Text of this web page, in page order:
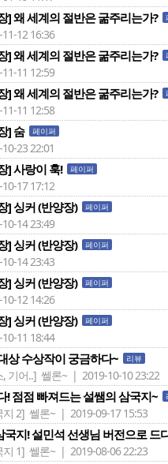
] 왜 세계의 절반은 굶주리는가?
12 16:36
] 왜 세계의 절반은 굶주리는가?
11 12:59
] 왜 세계의 절반은 굶주리는가?
11 12:58
] 숨 페이퍼
23 22:01
] 사랑이 훅! 페이퍼
17 17:12
] 싱커 (반양장) 페이퍼
14 23:49
] 싱커 (반양장) 페이퍼
14 23:43
] 싱커 (반양장) 페이퍼
12 14:26
] 싱커 (반양장) 페이퍼
11 18:44
상 수상작이 궁금하다~ 리뷰
기어..] 쎌론~ | 2019-10-10 23:22
! 점점 빠져드는 설쌤의 삼국지~
지 2] 쎌론~ | 2019-09-17 15:53
국지! 설민석 선생님 버전으로 드
지 1] 쎌론~ | 2019-08-06 22:23